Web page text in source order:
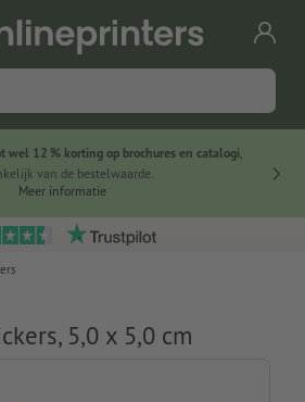
wel 12 % korting op brochures en catalogi,
van de bestelwaarde.
Meer informatie
5,0 x 5,0 cm